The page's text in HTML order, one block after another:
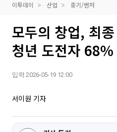
이투데이 산업 중기/벤처
모두의 창업, 최
청년 도전자 68%
입력 2026-05-19 12:00
서이원 기자